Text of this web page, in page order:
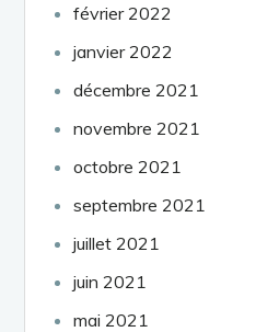
février 2022
janvier 2022
décembre 2021
novembre 2021
octobre 2021
septembre 2021
juillet 2021
juin 2021
mai 2021